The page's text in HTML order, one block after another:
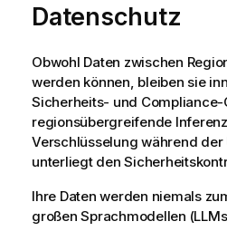
e
i
Datenschutz
Obwohl Daten zwischen
werden können, bleiben sie
Sicherheits- und Compliance-
regionsübergreifende
Verschlüsselung während
unterliegt den
Ihre Daten werden niemals
großen Sprachmodellen